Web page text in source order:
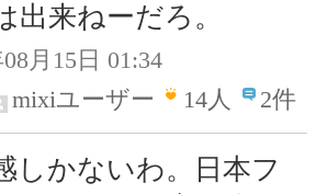
出来ねーだろ。
月15日 01:34
mixiユーザー
14人 2件
しかないわ。日本フ